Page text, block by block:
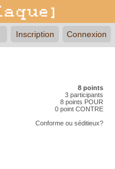
Inscription Connexion
8 points
3 participants
8 points POUR
0 point CONTRE
Conforme ou séditieux?